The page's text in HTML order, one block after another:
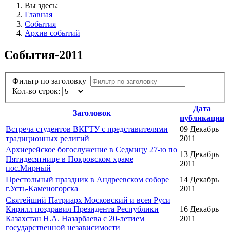
Вы здесь:
Главная
События
Архив событий
События-2011
Фильтр по заголовку
Кол-во строк:
Заголовок
Дата
публикации
Встреча студентов ВКГТУ с представителями
традиционных религий
09 Декабрь
2011
Архиерейское богослужение в Седмицу 27-ю по
Пятидесятнице в Покровском храме
пос.Мирный
13 Декабрь
2011
Престольный праздник в Андреевском соборе
г.Усть-Каменогорска
14 Декабрь
2011
Святейший Патриарх Московский и всея Руси
Кирилл поздравил Президента Республики
Казахстан Н.А. Назарбаева с 20-летием
государственной независимости
16 Декабрь
2011